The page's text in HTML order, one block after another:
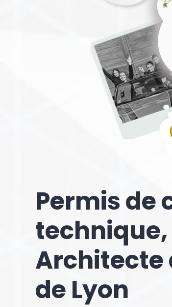
Permis de
Architecte
de Lyon